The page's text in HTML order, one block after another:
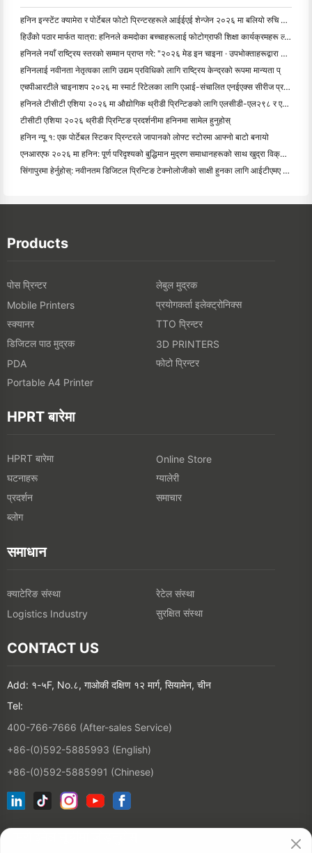
हनिन इन्स्टेंट क्यामेरा र पोर्टेबल फोटो प्रिन्टरहरूले आईईएई शेन्जेन २०२६ मा बलियो रुचि आकर्षित गर्दछ
हिउँको पठार मार्फत यात्रा: हनिनले कमदोका बच्चाहरूलाई फोटोग्राफी शिक्षा कार्यक्रमहरू ल्याउँछ
हनिनले नयाँ राष्ट्रिय स्तरको सम्मान प्राप्त गरे: "२०२६ मेड इन चाइना · उपभोक्ताहरूद्वारा विश्वसनीय ब्रान्ड"
हनिनलाई नवीनता नेतृत्वका लागि उद्यम प्रविधिको लागि राष्ट्रिय केन्द्रको रूपमा मान्यता प्
एचपीआरटीले चाइनाशप २०२६ मा स्मार्ट रिटेलका लागि एआई-संचालित एनईएक्स सीरीज प्रदर्शन गर्दछ
हनिनले टीसीटी एशिया २०२६ मा औद्योगिक थ्रीडी प्रिन्टिङको लागि एलसीडी-एल२९८ र एसजेएफ नवीनताहरूको
टीसीटी एशिया २०२६ थ्रीडी प्रिन्टिङ प्रदर्शनीमा हनिनमा सामेल हुनुहोस्
हनिन न्यू १: एक पोर्टेबल स्टिकर प्रिन्टरले जापानको लोफ्ट स्टोरमा आफ्नो बाटो बनायो
एनआरएफ २०२६ मा हनिन: पूर्ण परिदृश्यको बुद्धिमान मुद्रण समाधानहरूको साथ खुद्रा विक्रीलाई सशक्त बना
सिंगापुरमा हेर्नुहोस्: नवीनतम डिजिटल प्रिन्टिङ टेक्नोलोजीको साक्षी हुनका लागि आईटीएमए एशिया २०२५
Products
पोस प्रिन्टर
लेबुल मुद्रक
Mobile Printers
प्रयोगकर्ता इलेक्ट्रोनिक्स
स्क्यानर
TTO प्रिन्टर
डिजिटल पाठ मुद्रक
3D PRINTERS
PDA
फोटो प्रिन्टर
Portable A4 Printer
HPRT बारेमा
HPRT बारेमा
Online Store
घटनाहरू
ग्यालेरी
प्रदर्शन
समाचार
ब्लोग
समाधान
क्याटेरिङ संस्था
रेटेल संस्था
Logistics Industry
सुरक्षित संस्था
CONTACT US
Add: १-५F, No.८, गाओकी दक्षिण १२ मार्ग, सियामेन, चीन
Tel:
400-766-7666 (After-sales Service)
+86-(0)592-5885993 (English)
+86-(0)592-5885991 (Chinese)